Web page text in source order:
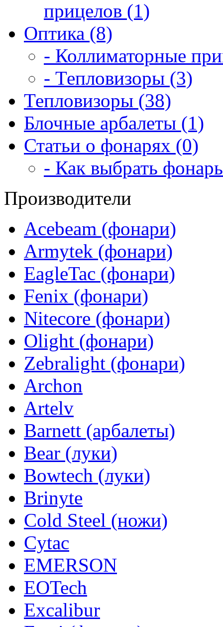
прицелов (1)
Оптика (8)
- Коллиматорные
- Тепловизоры (3)
Тепловизоры (38)
Блочные арбалеты (1)
Статьи о фонарях (0)
- Как выбрать
Производители
Acebeam (фонари)
Armytek (фонари)
EagleTac (фонари)
Fenix (фонари)
Nitecore (фонари)
Olight (фонари)
Zebralight (фонари)
Archon
Artelv
Barnett (арбалеты)
Bear (луки)
Bowtech (луки)
Brinyte
Cold Steel (ножи)
Cytac
EMERSON
EOTech
Excalibur